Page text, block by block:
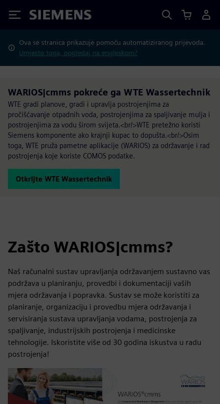
Siemens
Ova se stranica prikazuje pomoću automatiziranog prijevoda.
Umjesto toga, pogledaj na engleskom?
WARIOS|cmms pokreće ga WTE Wassertechnik
WTE gradi planove, gradi i upravlja postrojenjima za
pročišćavanje otpadnih voda, postrojenjima za spaljivanje mulja i
postrojenjima za vodu širom svijeta.<br/>WTE pretežno koristi
Siemens komponente ako krajnji kupac to dopušta.<br/>Osim
toga, WTE pruža pametne aplikacije (WARIOS) za održavanje i rad
postrojenja koje koriste COMOS podatke.
Otkrijte WTE Wassertechnik
Zašto WARIOS|cmms?
Naš računalni sustav upravljanja održavanjem sustavno vas
podržava u planiranju, provedbi i dokumentaciji vaših
mjera održavanja i popravka. Sustav se može koristiti za
planiranje, organizaciju i provedbu mjera održavanja i
servisiranja sustava upravljanja vodama, postrojenja za
spaljivanje, industrijskih postrojenja i medicinske
tehnologije. Iskoristite više od 30 godina iskustva u radu
postrojenja!